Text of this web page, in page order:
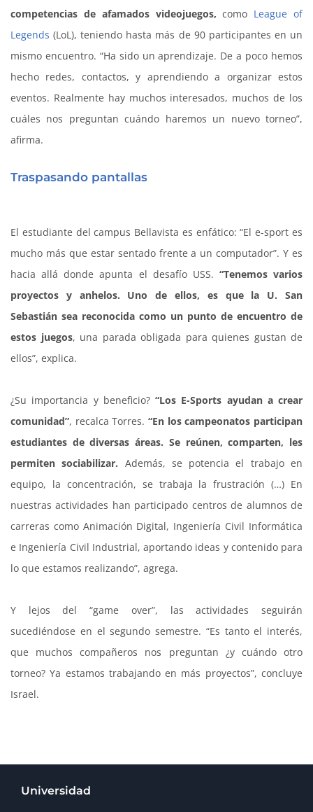
competencias de afamados videojuegos, como League of
Legends (LoL), teniendo hasta más de 90 participantes en un
mismo encuentro. “Ha sido un aprendizaje. De a poco hemos
hecho redes, contactos, y aprendiendo a organizar estos
eventos. Realmente hay muchos interesados, muchos de los
cuáles nos preguntan cuándo haremos un nuevo torneo”,
afirma.
Traspasando pantallas
El estudiante del campus Bellavista es enfático: “El e-sport es
mucho más que estar sentado frente a un computador”. Y es
hacia allá donde apunta el desafío USS. “Tenemos varios
proyectos y anhelos. Uno de ellos, es que la U. San
Sebastián sea reconocida como un punto de encuentro de
estos juegos, una parada obligada para quienes gustan de
ellos”, explica.
¿Su importancia y beneficio? “Los E-Sports ayudan a crear
comunidad”, recalca Torres. “En los campeonatos participan
estudiantes de diversas áreas. Se reúnen, comparten, les
permiten sociabilizar. Además, se potencia el trabajo en
equipo, la concentración, se trabaja la frustración (…) En
nuestras actividades han participado centros de alumnos de
carreras como Animación Digital, Ingeniería Civil Informática
e Ingeniería Civil Industrial, aportando ideas y contenido para
lo que estamos realizando”, agrega.
Y lejos del “game over”, las actividades seguirán
sucediéndose en el segundo semestre. “Es tanto el interés,
que muchos compañeros nos preguntan ¿y cuándo otro
torneo? Ya estamos trabajando en más proyectos”, concluye
Israel.
Universidad